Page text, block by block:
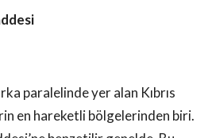
paralelinde yer alan Kıbrıs
en hareketli bölgelerinden biri.